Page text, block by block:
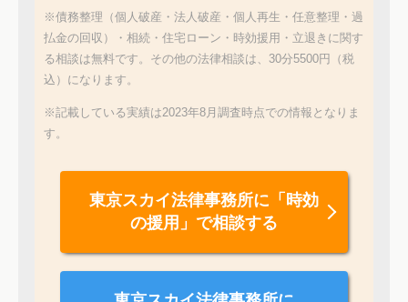
※債務整理（個人破産・法人破産・個人再生・任意整理・過
払金の回収）・相続・住宅ローン・時効援用・立退きに関す
る相談は無料です。その他の法律相談は、30分5500円（税
込）になります。
※記載している実績は2023年8月調査時点での情報となりま
す。
東京スカイ法律事務所に 「時効
の援用」で相談する